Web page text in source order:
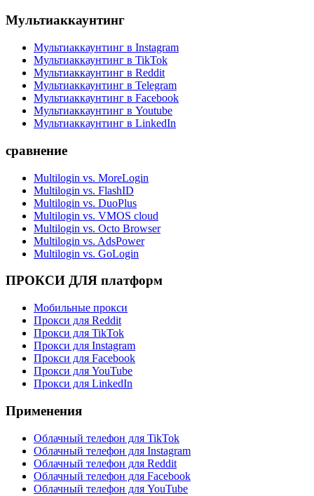
Мультиаккаунтинг
Мультиаккаунтинг в Instagram
Мультиаккаунтинг в TikTok
Мультиаккаунтинг в Reddit
Мультиаккаунтинг в Telegram
Мультиаккаунтинг в Facebook
Мультиаккаунтинг в Youtube
Мультиаккаунтинг в LinkedIn
сравнение
Multilogin vs. MoreLogin
Multilogin vs. FlashID
Multilogin vs. DuoPlus
Multilogin vs. VMOS cloud
Multilogin vs. Octo Browser
Multilogin vs. AdsPower
Multilogin vs. GoLogin
ПРОКСИ ДЛЯ платформ
Мобильные прокси
Прокси для Reddit
Прокси для TikTok
Прокси для Instagram
Прокси для Facebook
Прокси для YouTube
Прокси для LinkedIn
Применения
Облачный телефон для TikTok
Облачный телефон для Instagram
Облачный телефон для Reddit
Облачный телефон для Facebook
Облачный телефон для YouTube